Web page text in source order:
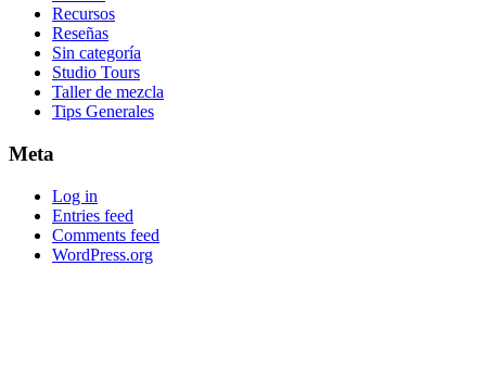
Recursos
Reseñas
Sin categoría
Studio Tours
Taller de mezcla
Tips Generales
Meta
Log in
Entries feed
Comments feed
WordPress.org